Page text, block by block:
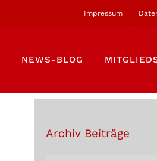
Impressum
NEWS-BLOG
Archiv Beiträge